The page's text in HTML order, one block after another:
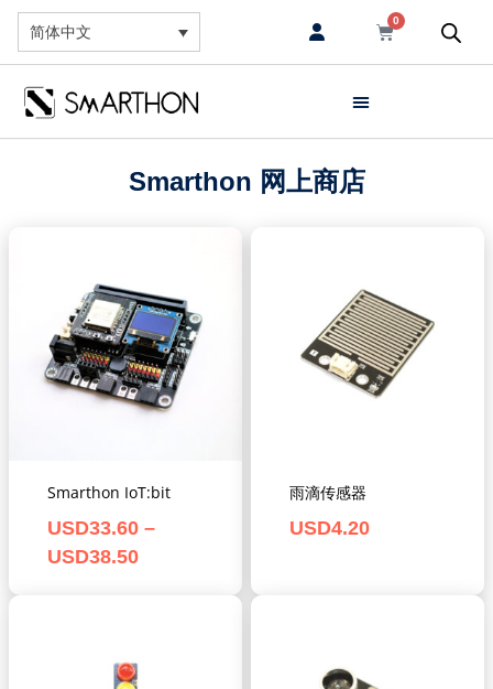
简体中文
0
Smarthon 网上商店
Smarthon IoT:bit
USD33.60 –
USD38.50
雨滴传感器
USD4.20